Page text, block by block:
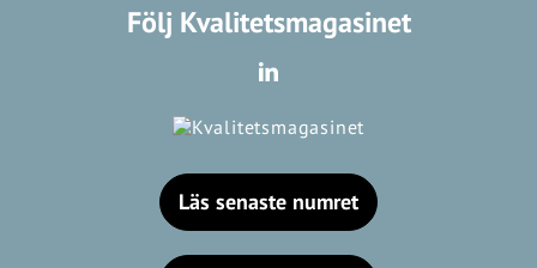
Följ Kvalitetsmagasinet
Läs senaste numret